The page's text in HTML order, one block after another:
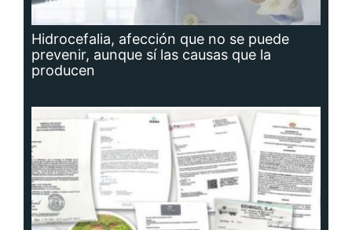
Hidrocefalia, afección que no se puede
prevenir, aunque sí las causas que la
producen